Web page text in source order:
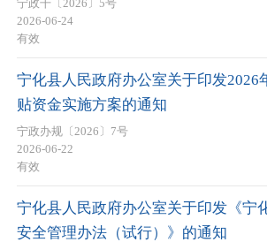
宁政干〔2026〕5号
2026-06-24
有效
宁化县人民政府办公室关于印发2026
贴资金实施方案的通知
宁政办规〔2026〕7号
2026-06-22
有效
宁化县人民政府办公室关于印发《宁
安全管理办法（试行）》的通知